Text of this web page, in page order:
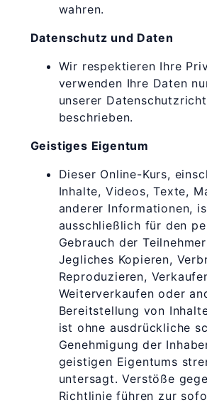
wahren.
Datenschutz und Daten
Wir respektieren Ihre
verwenden Ihre Daten
unserer
beschrieben.
Geistiges Eigentum
Dieser Online-Kurs,
Inhalte, Videos, Texte,
anderer Informationen,
ausschließlich für den
Gebrauch der
Jegliches Kopieren,
Reproduzieren,
Weiterverkaufen oder
Bereitstellung von
ist ohne ausdrückliche
Genehmigung der
geistigen Eigentums
untersagt. Verstöße
Richtlinie führen zur